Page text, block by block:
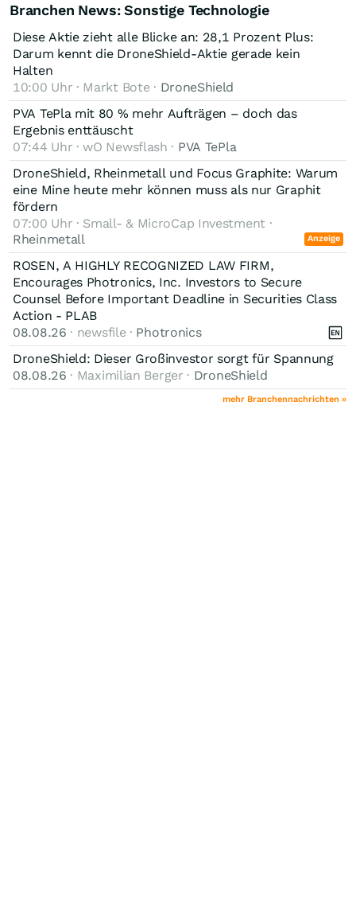
Branchen News: Sonstige Technologie
Diese Aktie zieht alle Blicke an: 28,1 Prozent Plus:
Darum kennt die DroneShield-Aktie gerade kein
Halten
10:00 Uhr · Markt Bote · DroneShield
PVA TePla mit 80 % mehr Aufträgen – doch das
Ergebnis enttäuscht
07:44 Uhr · wO Newsflash · PVA TePla
DroneShield, Rheinmetall und Focus Graphite: Warum
eine Mine heute mehr können muss als nur Graphit
fördern
07:00 Uhr · Small- & MicroCap Investment ·
Rheinmetall
Anzeige
ROSEN, A HIGHLY RECOGNIZED LAW FIRM,
Encourages Photronics, Inc. Investors to Secure
Counsel Before Important Deadline in Securities Class
Action - PLAB
08.08.26 · newsfile · Photronics
DroneShield: Dieser Großinvestor sorgt für Spannung
08.08.26 · Maximilian Berger · DroneShield
mehr Branchennachrichten »